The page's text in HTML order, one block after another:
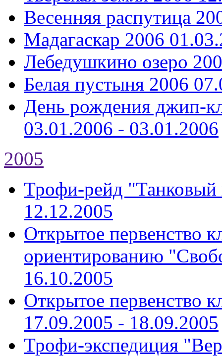
Весенняя распутица
Мадагаскар 2006
Лебедушкино озеро
Белая пустыня 2006
День рождения джип-
03.01.2006 - 03.01.2006
2005
Трофи-рейд
12.12.2005
Открытое первенство
ориентированию
16.10.2005
Открытое первенство
17.09.2005 - 18.09.2005
Трофи-экспедиция